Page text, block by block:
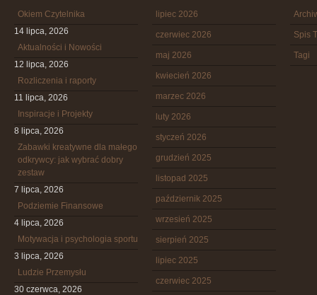
Okiem Czytelnika
14 lipca, 2026
Aktualności i Nowości
12 lipca, 2026
Rozliczenia i raporty
11 lipca, 2026
Inspiracje i Projekty
8 lipca, 2026
Zabawki kreatywne dla małego
odkrywcy: jak wybrać dobry
zestaw
7 lipca, 2026
Podziemie Finansowe
4 lipca, 2026
Motywacja i psychologia sportu
3 lipca, 2026
Ludzie Przemysłu
30 czerwca, 2026
lipiec 2026
czerwiec 2026
maj 2026
kwiecień 2026
marzec 2026
luty 2026
styczeń 2026
grudzień 2025
listopad 2025
październik 2025
wrzesień 2025
sierpień 2025
lipiec 2025
czerwiec 2025
Spis
Tagi